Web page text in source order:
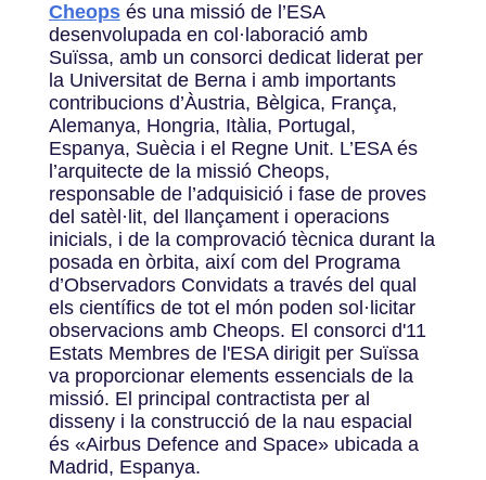
Cheopsés una missió de l’ESA
desenvolupada en col·laboració amb
Suïssa, amb un consorci dedicat liderat per
la Universitat de Berna i amb importants
contribucions d’Àustria, Bèlgica, França,
Alemanya, Hongria, Itàlia, Portugal,
Espanya, Suècia i el Regne Unit. L’ESA és
l’arquitecte de la missió Cheops,
responsable de l’adquisició i fase de proves
del satèl·lit, del llançament i operacions
inicials, i de la comprovació tècnica durant la
posada en òrbita, així com del Programa
d’Observadors Convidats a través del qual
els científics de tot el món poden sol·licitar
observacions amb Cheops. El consorci d'11
Estats Membres de l'ESA dirigit per Suïssa
va proporcionar elements essencials de la
missió. El principal contractista per al
disseny i la construcció de la nau espacial
és «Airbus Defence and Space» ubicada a
Madrid, Espanya.